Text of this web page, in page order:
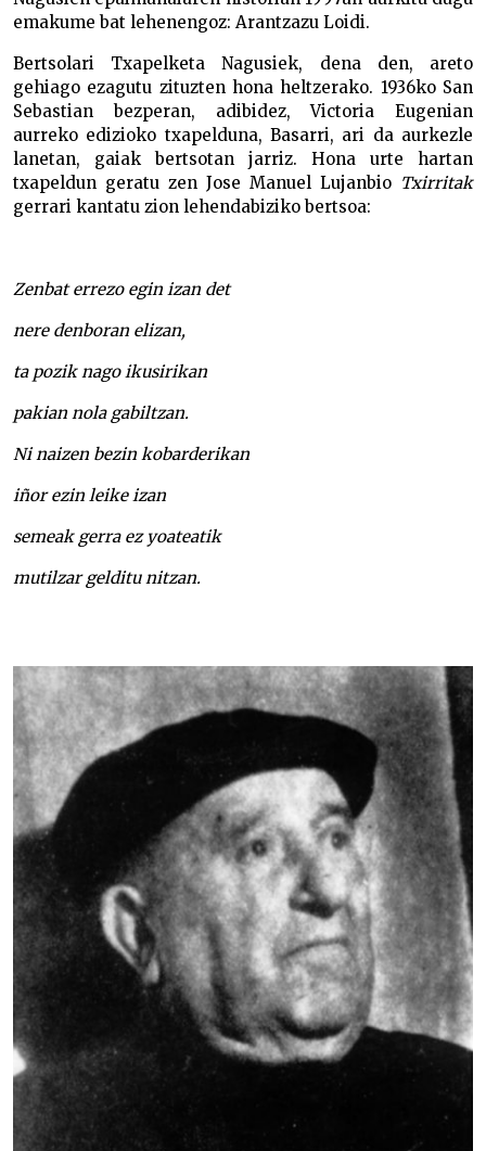
emakume bat lehenengoz: Arantzazu Loidi.
Bertsolari Txapelketa Nagusiek, dena den, areto
gehiago ezagutu zituzten hona heltzerako. 1936ko San
Sebastian bezperan, adibidez, Victoria Eugenian
aurreko edizioko txapelduna, Basarri, ari da aurkezle
lanetan, gaiak bertsotan jarriz. Hona urte hartan
txapeldun geratu zen Jose Manuel Lujanbio Txirritak
gerrari kantatu zion lehendabiziko bertsoa:
Zenbat errezo egin izan det
nere denboran elizan,
ta pozik nago ikusirikan
pakian nola gabiltzan.
Ni naizen bezin kobarderikan
iñor ezin leike izan
semeak gerra ez yoateatik
mutilzar gelditu nitzan.